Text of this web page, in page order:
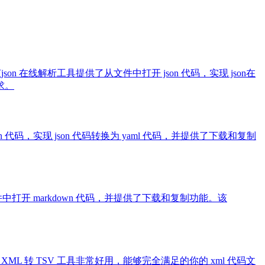
在线解析工具提供了从文件中打开 json 代码，实现 json在
码，实现 json 代码转换为 yaml 代码，并提供了下载和复制
打开 markdown 代码，并提供了下载和复制功能。该
转 TSV 工具非常好用，能够完全满足的你的 xml 代码文